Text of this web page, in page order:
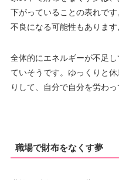
下がっていることの表れで
不良になる可能性もあります
全体的にエネルギーが不足
ていそうです。ゆっくりと
りして、自分で自分を労わっ
職場で財布をなくす夢